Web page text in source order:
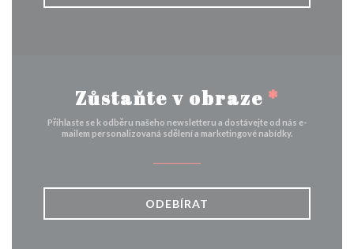
Zůstaňte v obraze *
Přihlaste se k odběru našeho newsletteru a dostávejte od nás e-
mailem personalizovaná sdělení a marketingové nabídky.
ODEBÍRAT